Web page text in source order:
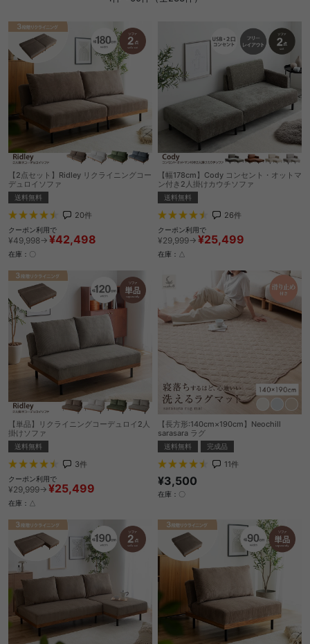
【2点セット】Ridley リクライニングコー
デュロイソファ
送料無料
20件
クーポン利用で
¥49,998→ ¥42,498
在庫：〇
【幅178cm】Cody コンセント・オットマ
ン付き2人掛けカウチソファ
送料無料
26件
クーポン利用で
¥29,999→ ¥25,499
在庫：△
【単品】リクライニングコーデュロイ2人
掛けソファ
送料無料
3件
クーポン利用で
¥29,999→ ¥25,499
在庫：△
【長方形:140cm×190cm】Neochill
sarasara ラグ
送料無料 完成品
11件
¥3,500
在庫：〇